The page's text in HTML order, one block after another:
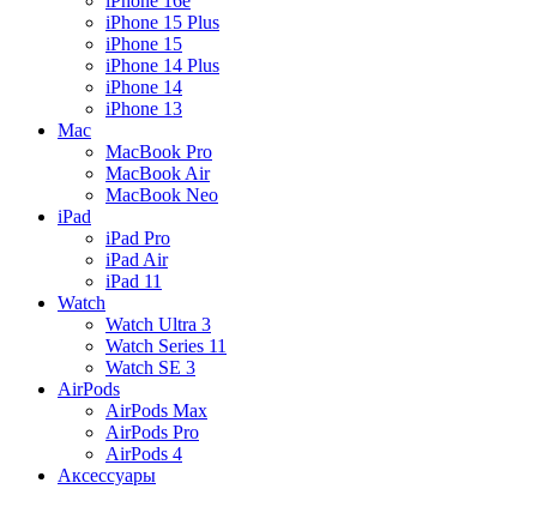
iPhone 15 Plus
iPhone 15
iPhone 14 Plus
iPhone 14
iPhone 13
Mac
MacBook Pro
MacBook Air
MacBook Neo
iPad
iPad Pro
iPad Air
iPad 11
Watch
Watch Ultra 3
Watch Series 11
Watch SE 3
AirPods
AirPods Max
AirPods Pro
AirPods 4
Аксессуары